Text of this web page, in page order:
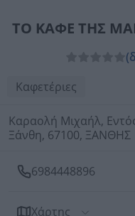
ΤΟ ΚΑΦΕ ΤΗΣ
Καφετέριες
Καραολή Μιχαήλ,
Ξάνθη, 67100, ΞΑΝΘΗΣ
6984448896
Χάρτης